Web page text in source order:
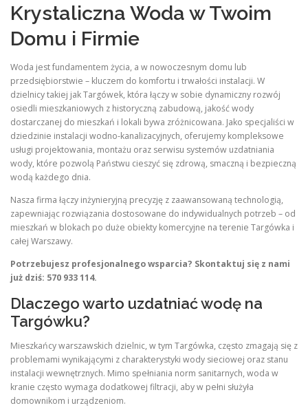
Krystaliczna Woda w Twoim
Domu i Firmie
Woda jest fundamentem życia, a w nowoczesnym domu lub
przedsiębiorstwie – kluczem do komfortu i trwałości instalacji. W
dzielnicy takiej jak Targówek, która łączy w sobie dynamiczny rozwój
osiedli mieszkaniowych z historyczną zabudową, jakość wody
dostarczanej do mieszkań i lokali bywa zróżnicowana. Jako specjaliści w
dziedzinie instalacji wodno-kanalizacyjnych, oferujemy kompleksowe
usługi projektowania, montażu oraz serwisu systemów uzdatniania
wody, które pozwolą Państwu cieszyć się zdrową, smaczną i bezpieczną
wodą każdego dnia.
Nasza firma łączy inżynieryjną precyzję z zaawansowaną technologią,
zapewniając rozwiązania dostosowane do indywidualnych potrzeb – od
mieszkań w blokach po duże obiekty komercyjne na terenie Targówka i
całej Warszawy.
Potrzebujesz profesjonalnego wsparcia? Skontaktuj się z nami
już dziś: 570 933 114.
Dlaczego warto uzdatniać wodę na
Targówku?
Mieszkańcy warszawskich dzielnic, w tym Targówka, często zmagają się z
problemami wynikającymi z charakterystyki wody sieciowej oraz stanu
instalacji wewnętrznych. Mimo spełniania norm sanitarnych, woda w
kranie często wymaga dodatkowej filtracji, aby w pełni służyła
domownikom i urządzeniom.